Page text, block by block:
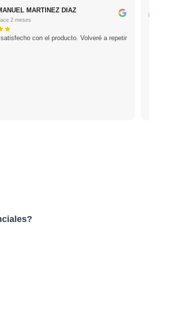
MARTINEZ DIAZ
2 meses
★
con el producto. Volveré a repetir